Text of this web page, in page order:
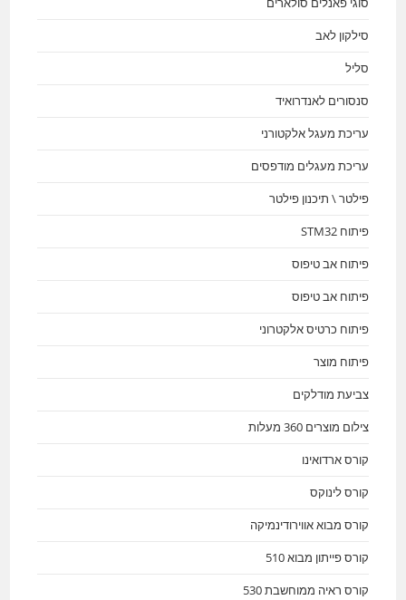
סילקון לאב
סליל
סנסורים לאנדרואיד
עריכת מעגל אלקטורני
עריכת מעגלים מודפסים
פילטר \ תיכנון פילטר
פיתוח STM32
פיתוח אב טיפוס
פיתוח אב טיפוס
פיתוח כרטיס אלקטרוני
פיתוח מוצר
צביעת מודלקים
צילום מוצרים 360 מעלות
קורס ארדואינו
קורס לינוקס
קורס מבוא אווירודינמיקה
קורס פייתון מבוא 510
קורס ראיה ממוחשבת 530